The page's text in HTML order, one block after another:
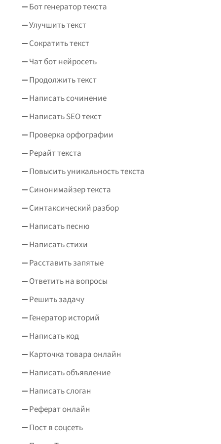
Бот генератор текста
Улучшить текст
Сократить текст
Чат бот нейросеть
Продолжить текст
Написать сочинение
Написать SEO текст
Проверка орфографии
Рерайт текста
Повысить уникальность текста
Синонимайзер текста
Синтаксический разбор
Написать песню
Написать стихи
Расставить запятые
Ответить на вопросы
Решить задачу
Генератор историй
Написать код
Карточка товара онлайн
Написать объявление
Написать слоган
Реферат онлайн
Пост в соцсеть